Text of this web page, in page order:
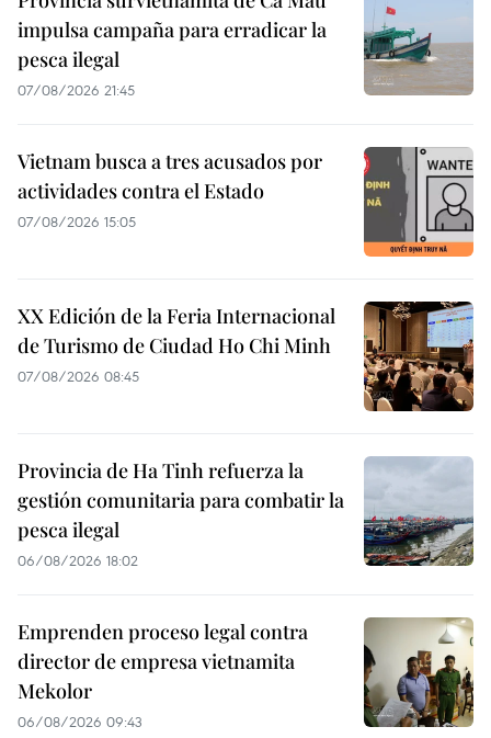
impulsa campaña para erradicar la
pesca ilegal
07/08/2026 21:45
Vietnam busca a tres acusados por
actividades contra el Estado
07/08/2026 15:05
XX Edición de la Feria Internacional
de Turismo de Ciudad Ho Chi Minh
07/08/2026 08:45
Provincia de Ha Tinh refuerza la
gestión comunitaria para combatir la
pesca ilegal
06/08/2026 18:02
Emprenden proceso legal contra
director de empresa vietnamita
Mekolor
06/08/2026 09:43